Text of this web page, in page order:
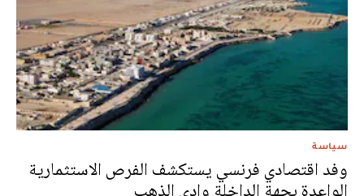
سياسة
وفد اقتصادي فرنسي يستكشف الفرص الاستثمارية
الواعدة بجهة الداخلة وادي الذهب